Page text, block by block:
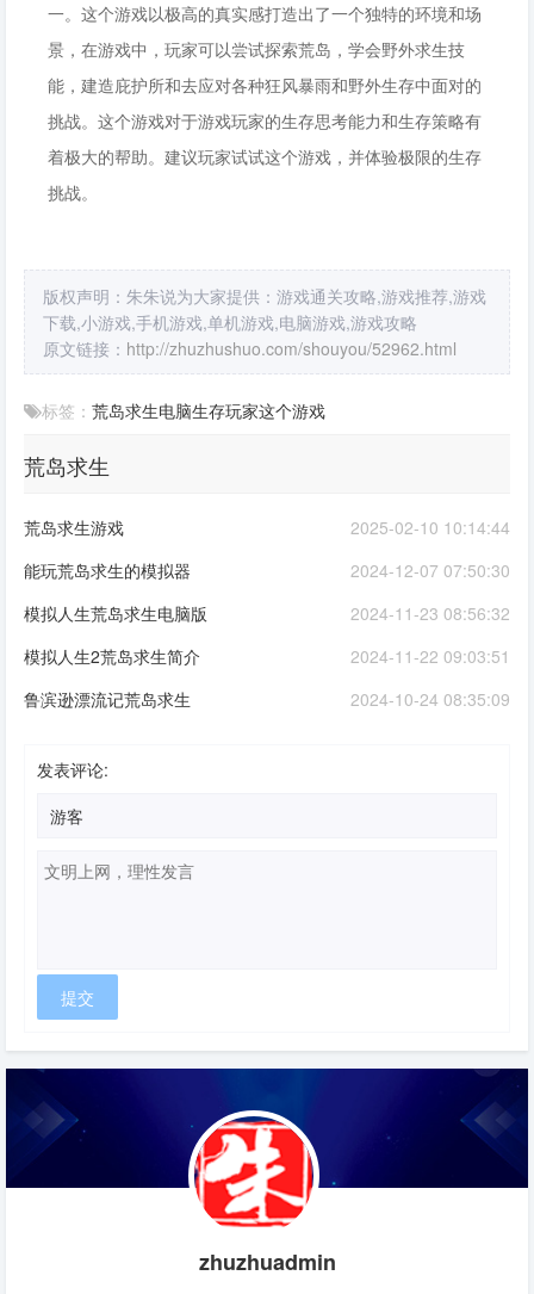
一。这个游戏以极高的真实感打造出了一个独特的环境和场
景，在游戏中，玩家可以尝试探索荒岛，学会野外求生技
能，建造庇护所和去应对各种狂风暴雨和野外生存中面对的
挑战。这个游戏对于游戏玩家的生存思考能力和生存策略有
着极大的帮助。建议玩家试试这个游戏，并体验极限的生存
挑战。
版权声明：朱朱说为大家提供：游戏通关攻略,游戏推荐,游戏
下载,小游戏,手机游戏,单机游戏,电脑游戏,游戏攻略
原文链接： http://zhuzhushuo.com/shouyou/52962.html
标签： 荒岛求生电脑生存玩家这个游戏
荒岛求生
2025-02-10 10:14:44
荒岛求生游戏
2024-12-07 07:50:30
能玩荒岛求生的模拟器
2024-11-23 08:56:32
模拟人生荒岛求生电脑版
2024-11-22 09:03:51
模拟人生2荒岛求生简介
2024-10-24 08:35:09
鲁滨逊漂流记荒岛求生
发表评论:
zhuzhuadmin